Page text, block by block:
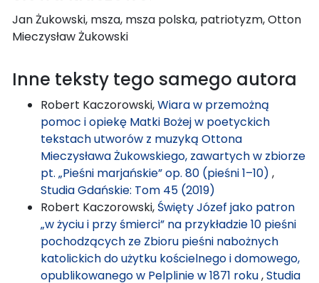
Jan Żukowski, msza, msza polska, patriotyzm, Otton
Mieczysław Żukowski
Inne teksty tego samego autora
Robert Kaczorowski,Wiara w przemożną
pomoc i opiekę Matki Bożej w poetyckich
tekstach utworów z muzyką Ottona
Mieczysława Żukowskiego, zawartych w zbiorze
pt. „Pieśni marjańskie” op. 80 (pieśni 1–10) ,
Studia Gdańskie: Tom 45 (2019)
Robert Kaczorowski, Święty Józef jako patron
„w życiu i przy śmierci” na przykładzie 10 pieśni
pochodzących ze Zbioru pieśni nabożnych
katolickich do użytku kościelnego i domowego,
opublikowanego w Pelplinie w 1871 roku,Studia